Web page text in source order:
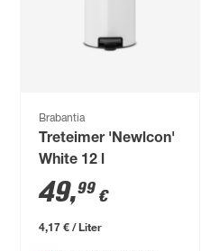
Brabantia
Treteimer 'Newlcon'
White 12 l
49,99 €
4,17 € / Liter